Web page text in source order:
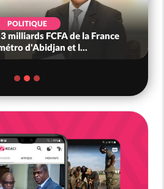
POLITIQUE
milliards FCFA de la France
d'Abidjan et l...